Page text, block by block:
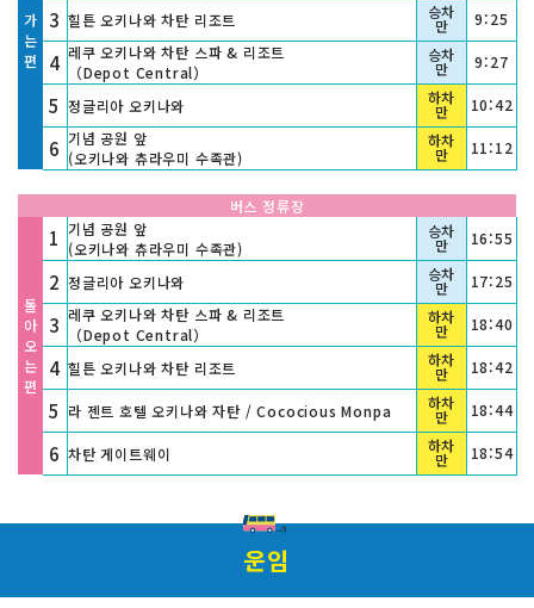
가
는
편
3 힐튼 오키나와 차탄 리조트 승차
만 9:25
4 레쿠 오키나와 차탄 스파 & 리조트
（Depot Central）
승차
만 9:27
5 정글리아 오키나와 하차
만 10:42
6 기념 공원 앞
(오키나와 츄라우미 수족관)
하차
만 11:12
버스 정류장
돌
아
오
는
편
1 기념 공원 앞
(오키나와 츄라우미 수족관)
승차
만 16:55
2 정글리아 오키나와 승차
만 17:25
3 레쿠 오키나와 차탄 스파 & 리조트
（Depot Central）
하차
만 18:40
4 힐튼 오키나와 차탄 리조트 하차
만 18:42
5 라 젠트 호텔 오키나와 자탄 / Cococious Monpa 하차
만 18:44
6 차탄 게이트웨이 하차
만 18:54
운임